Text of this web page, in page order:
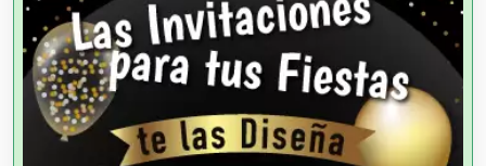
Agencias de Colocación
Agencias de Modelos